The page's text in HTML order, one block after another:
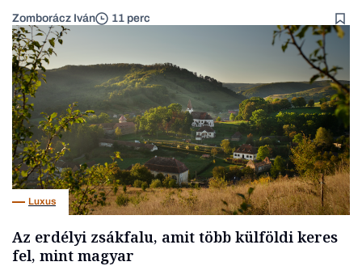
Zomborácz Iván 11 perc
Luxus
Az erdélyi zsákfalu, amit több külföldi keres
fel, mint magyar